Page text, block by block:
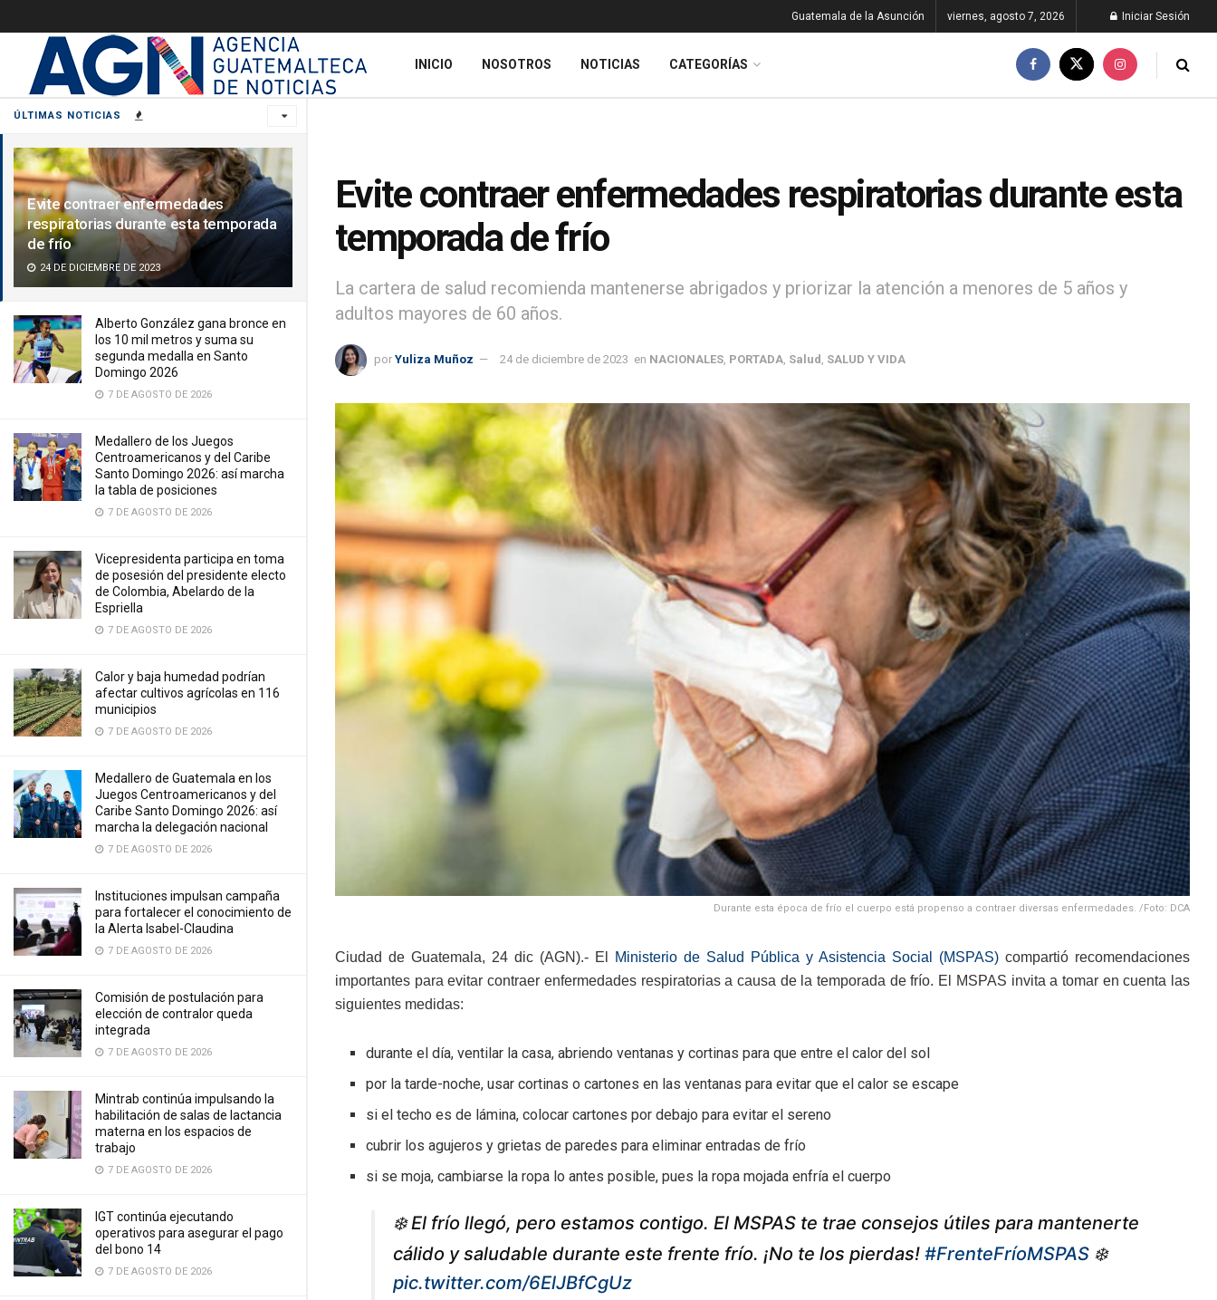
ÚLTIMAS NOTICIAS
Evite contraer enfermedades
respiratorias durante esta temporada
de frío
24 DE DICIEMBRE DE 2023
Alberto González gana bronce en
los 10 mil metros y suma su
segunda medalla en Santo
Domingo 2026
7 DE AGOSTO DE 2026
Medallero de los Juegos
Centroamericanos y del Caribe
Santo Domingo 2026: así marcha
la tabla de posiciones
7 DE AGOSTO DE 2026
Vicepresidenta participa en toma
de posesión del presidente electo
de Colombia, Abelardo de la
Espriella
7 DE AGOSTO DE 2026
Calor y baja humedad podrían
afectar cultivos agrícolas en 116
municipios
7 DE AGOSTO DE 2026
Medallero de Guatemala en los
Juegos Centroamericanos y del
Caribe Santo Domingo 2026: así
marcha la delegación nacional
7 DE AGOSTO DE 2026
Instituciones impulsan campaña
para fortalecer el conocimiento de
la Alerta Isabel-Claudina
7 DE AGOSTO DE 2026
Comisión de postulación para
elección de contralor queda
integrada
7 DE AGOSTO DE 2026
Mintrab continúa impulsando la
habilitación de salas de lactancia
materna en los espacios de
trabajo
7 DE AGOSTO DE 2026
IGT continúa ejecutando
operativos para asegurar el pago
del bono 14
7 DE AGOSTO DE 2026
Guatemala de la Asunción viernes, agosto 7, 2026 Iniciar Sesión
INICIO NOSOTROS NOTICIAS CATEGORÍAS
Evite contraer enfermedades respiratorias durante esta
temporada de frío
La cartera de salud recomienda mantenerse abrigados y priorizar la atención a menores de 5 años y
adultos mayores de 60 años.
por Yuliza Muñoz 24 de diciembre de 2023 en NACIONALES PORTADA Salud SALUD Y VIDA
Durante esta época de frío el cuerpo está propenso a contraer diversas enfermedades. /Foto: DCA
Ciudad de Guatemala, 24 dic (AGN).- El Ministerio de Salud Pública y Asistencia Social (MSPAS) compartió recomendaciones
importantes para evitar contraer enfermedades respiratorias a causa de la temporada de frío. El MSPAS invita a tomar en cuenta las
siguientes medidas:
durante el día, ventilar la casa, abriendo ventanas y cortinas para que entre el calor del sol
por la tarde-noche, usar cortinas o cartones en las ventanas para evitar que el calor se escape
si el techo es de lámina, colocar cartones por debajo para evitar el sereno
cubrir los agujeros y grietas de paredes para eliminar entradas de frío
si se moja, cambiarse la ropa lo antes posible, pues la ropa mojada enfría el cuerpo
❄️ El frío llegó, pero estamos contigo. El MSPAS te trae consejos útiles para mantenerte
cálido y saludable durante este frente frío. ¡No te los pierdas! #FrenteFríoMSPAS ❄️
pic.twitter.com/6ElJBfCgUz